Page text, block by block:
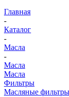
Главная
-
Каталог
-
Масла
-
Масла
Масла
Фильтры
Масляные фильтры